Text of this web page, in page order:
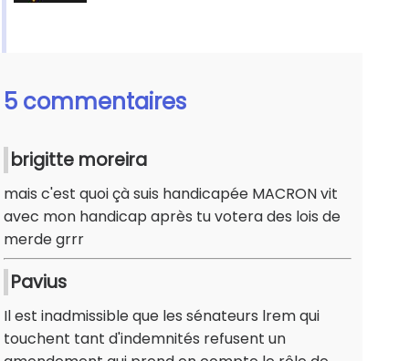
5 commentaires
brigitte moreira
mais c'est quoi çà suis handicapée MACRON vit
avec mon handicap après tu votera des lois de
merde grrr
Pavius
Il est inadmissible que les sénateurs lrem qui
touchent tant d'indemnités refusent un